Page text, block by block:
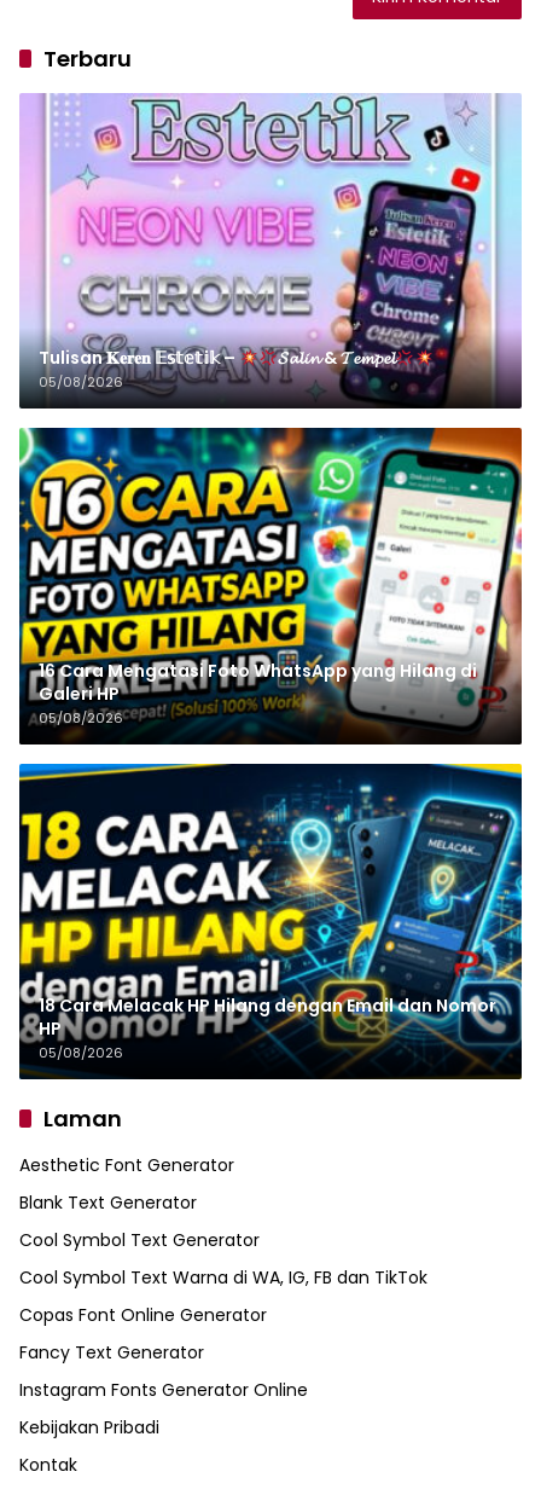
Terbaru
Tulisan 𝐊𝐞𝐫𝐞𝐧 𝔼𝕤𝕥𝕖𝕥𝕚𝕜 – 𝓢𝓪𝓵𝓲𝓷 & 𝓣𝓮𝓶𝓹𝓮𝓵
05/08/2026
16 Cara Mengatasi Foto WhatsApp yang Hilang di
Galeri HP
05/08/2026
18 Cara Melacak HP Hilang dengan Email dan Nomor
HP
05/08/2026
Laman
Aesthetic Font Generator
Blank Text Generator
Cool Symbol Text Generator
Cool Symbol Text Warna di WA, IG, FB dan TikTok
Copas Font Online Generator
Fancy Text Generator
Instagram Fonts Generator Online
Kebijakan Pribadi
Kontak